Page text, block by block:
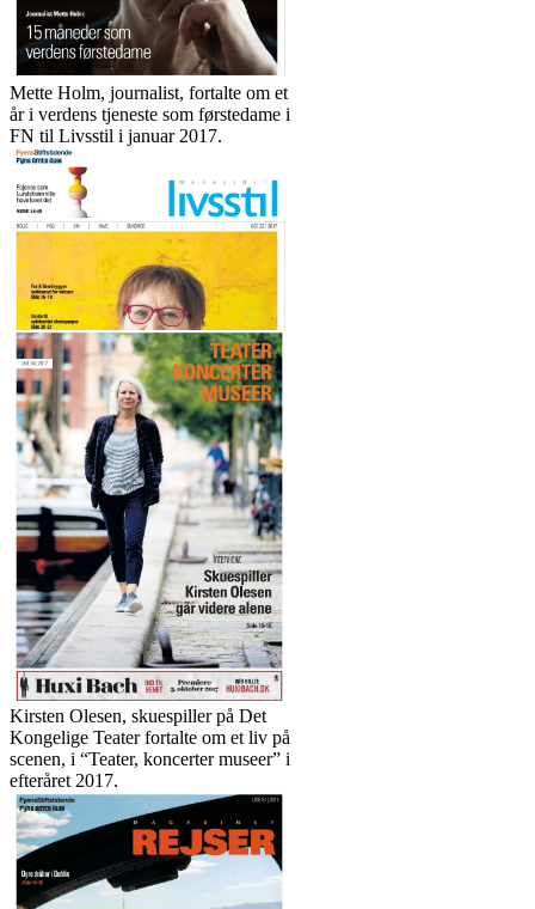
Mette Holm, journalist, fortalte om et
år i verdens tjeneste som førstedame i
FN til Livsstil i januar 2017.
Kogebogsforfatter og eventyrer
Kirsten Skaarup var på forsiden af
Livsstil. Forsidefoto er taget af Peter
Leth-Larsen/JFM
Kirsten Olesen, skuespiller på Det
Kongelige Teater fortalte om et liv på
scenen, i “Teater, koncerter museer” i
efteråret 2017.